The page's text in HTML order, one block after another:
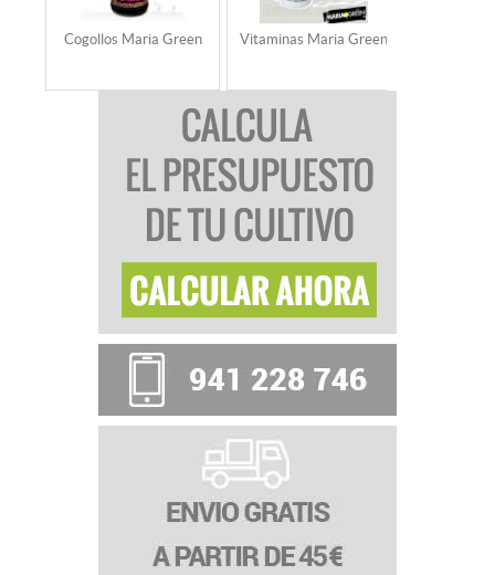
Cogollos Maria Green Vitaminas Maria Green